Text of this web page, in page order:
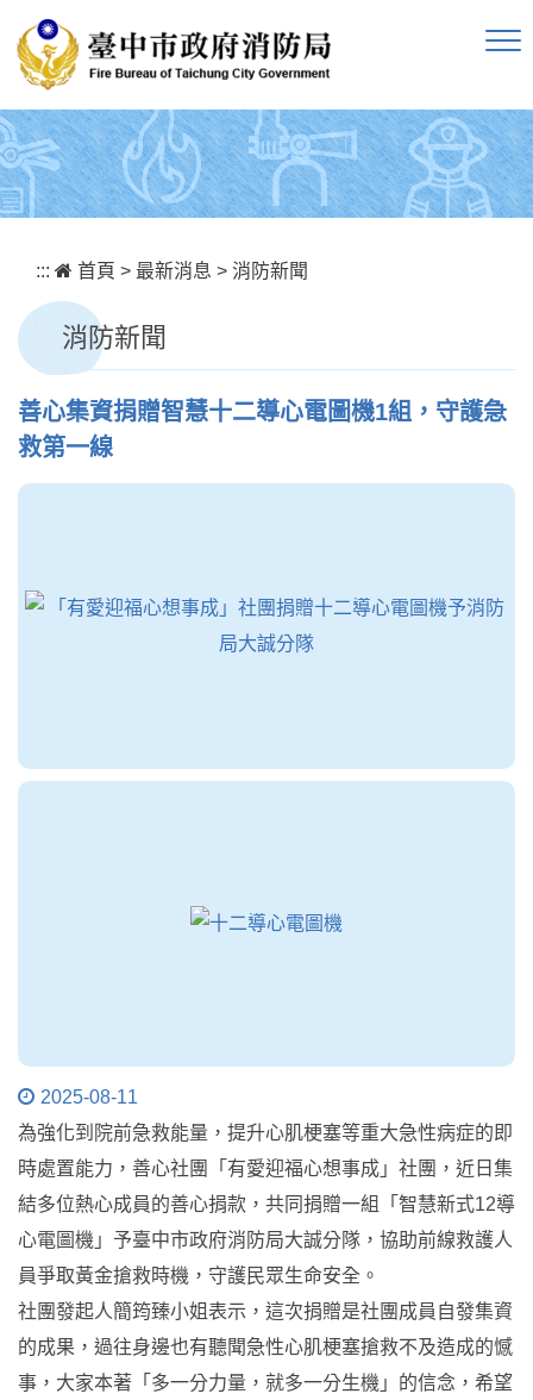
::: 首頁 > 最新消息 > 消防新聞
消防新聞
善心集資捐贈智慧十二導心電圖機1組，守護急
救第一線
2025-08-11
為強化到院前急救能量，提升心肌梗塞等重大急性病症的即
時處置能力，善心社團「有愛迎福心想事成」社團，近日集
結多位熱心成員的善心捐款，共同捐贈一組「智慧新式12導
心電圖機」予臺中市政府消防局大誠分隊，協助前線救護人
員爭取黃金搶救時機，守護民眾生命安全。
社團發起人簡筠臻小姐表示，這次捐贈是社團成員自發集資
的成果，過往身邊也有聽聞急性心肌梗塞搶救不及造成的憾
事，大家本著「多一分力量，就多一分生機」的信念，希望